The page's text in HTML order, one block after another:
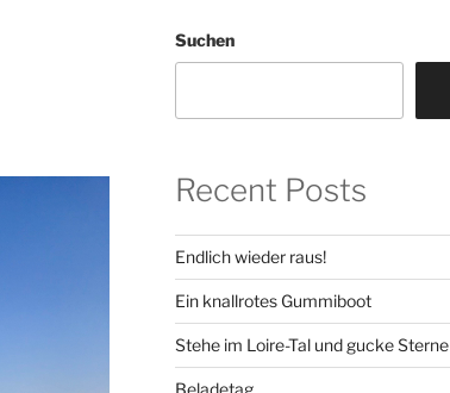
Suchen
Recent Posts
Endlich wieder raus!
Ein knallrotes Gummiboot
Stehe im Loire-Tal und gucke Sterne